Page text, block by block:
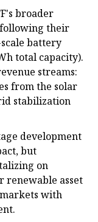
broader
their
battery
total capacity).
streams:
from the solar
stabilization
development
but
on
renewable asset
with